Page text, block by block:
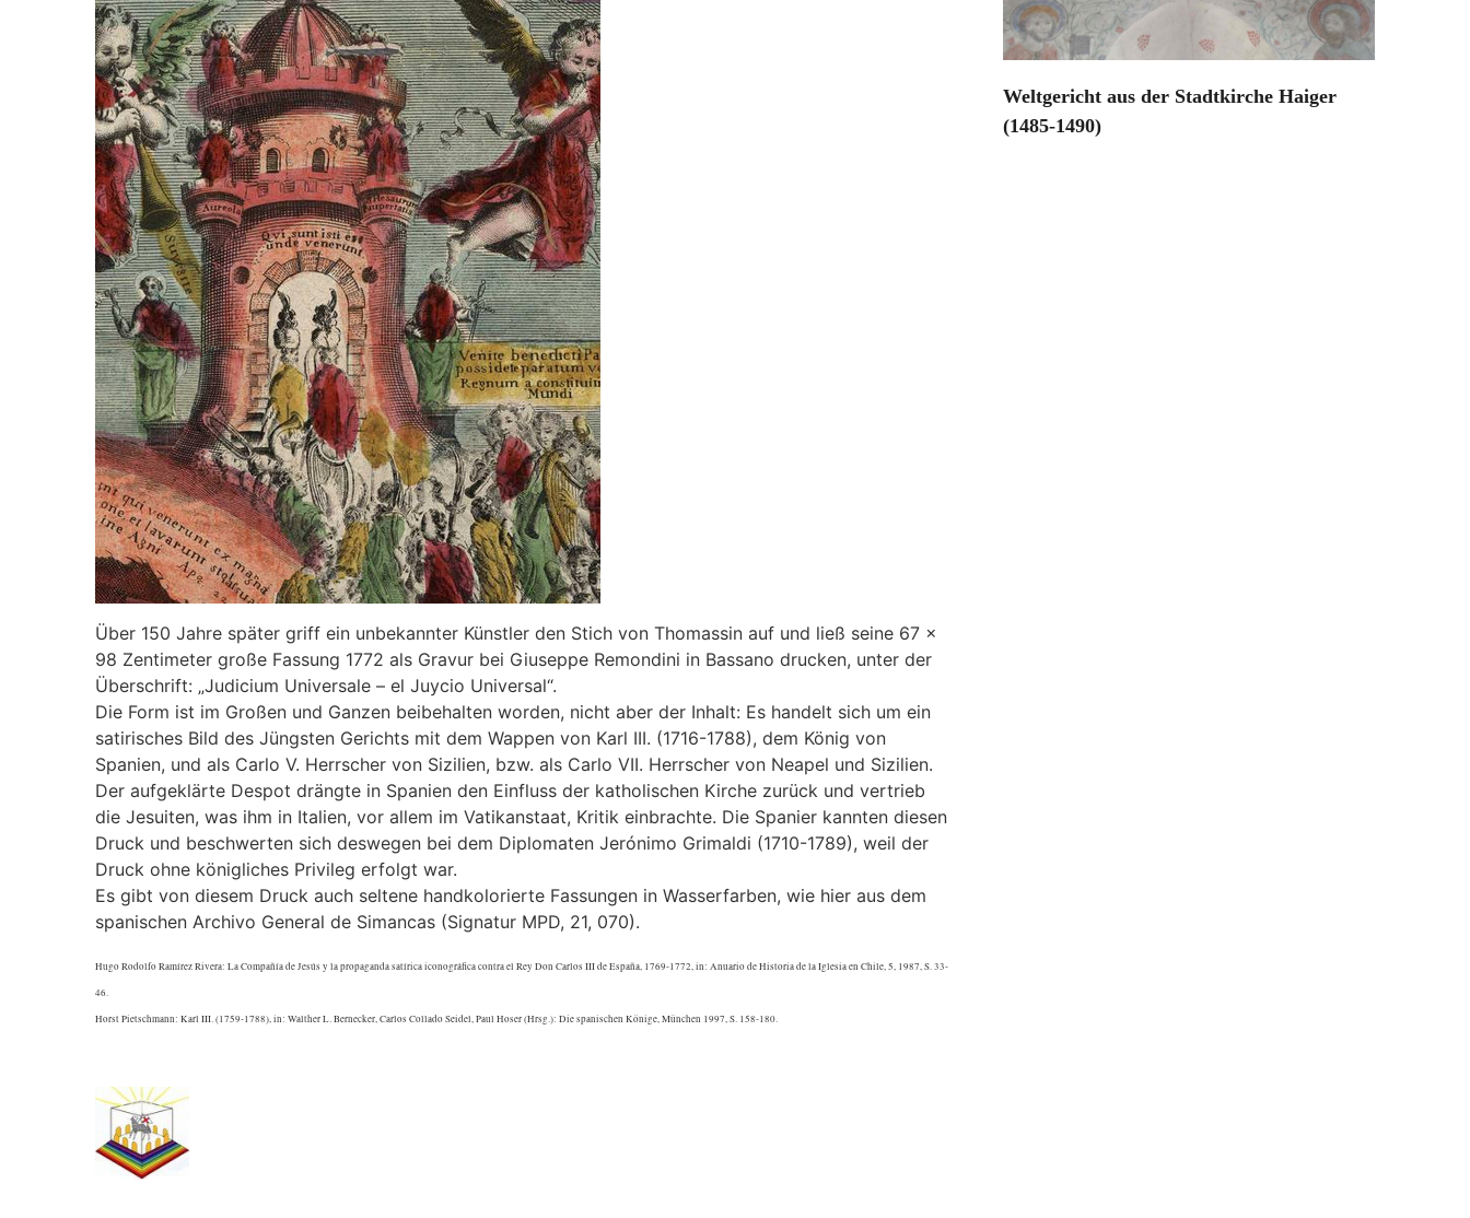
Über 150 Jahre später griff ein unbekannter Künstler den Stich von Thomassin auf und ließ seine 67 x
98 Zentimeter große Fassung 1772 als Gravur bei Giuseppe Remondini in Bassano drucken, unter der
Überschrift: „Judicium Universale – el Juycio Universal“.
Die Form ist im Großen und Ganzen beibehalten worden, nicht aber der Inhalt: Es handelt sich um ein
satirisches Bild des Jüngsten Gerichts mit dem Wappen von Karl III. (1716-1788), dem König von
Spanien, und als Carlo V. Herrscher von Sizilien, bzw. als Carlo VII. Herrscher von Neapel und Sizilien.
Der aufgeklärte Despot drängte in Spanien den Einfluss der katholischen Kirche zurück und vertrieb
die Jesuiten, was ihm in Italien, vor allem im Vatikanstaat, Kritik einbrachte. Die Spanier kannten diesen
Druck und beschwerten sich deswegen bei dem Diplomaten Jerónimo Grimaldi (1710-1789), weil der
Druck ohne königliches Privileg erfolgt war.
Es gibt von diesem Druck auch seltene handkolorierte Fassungen in Wasserfarben, wie hier aus dem
spanischen Archivo General de Simancas (Signatur MPD, 21, 070).
Hugo Rodolfo Ramírez Rivera: La Compañía de Jesús y la propaganda satírica iconográfica contra el Rey Don Carlos III de España, 1769-1772, in: Anuario de Historia de la Iglesia en Chile, 5, 1987, S. 33-
46.
Horst Pietschmann: Karl III. (1759-1788), in: Walther L. Bernecker, Carlos Collado Seidel, Paul Hoser (Hrsg.): Die spanischen Könige, München 1997, S. 158-180.
Weltgericht aus der Stadtkirche Haiger
(1485-1490)